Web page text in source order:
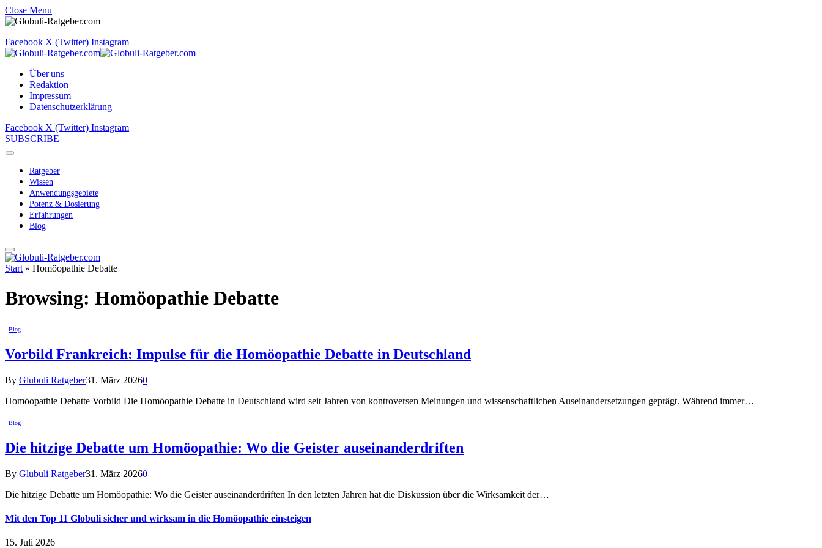
Close Menu
Facebook X (Twitter) Instagram
Über uns
Redaktion
Impressum
Datenschutzerklärung
Facebook X (Twitter) Instagram
SUBSCRIBE
Ratgeber
Wissen
Anwendungsgebiete
Potenz & Dosierung
Erfahrungen
Blog
Start » Homöopathie Debatte
Browsing: Homöopathie Debatte
Blog
Vorbild Frankreich: Impulse für die Homöopathie Debatte in Deutschland
By Glubuli Ratgeber31. März 20260
Homöopathie Debatte Vorbild Die Homöopathie Debatte in Deutschland wird seit Jahren von kontroversen Meinungen und wissenschaftlichen Auseinandersetzungen geprägt. Während immer…
Blog
Die hitzige Debatte um Homöopathie: Wo die Geister auseinanderdriften
By Glubuli Ratgeber31. März 20260
Die hitzige Debatte um Homöopathie: Wo die Geister auseinanderdriften In den letzten Jahren hat die Diskussion über die Wirksamkeit der…
Mit den Top 11 Globuli sicher und wirksam in die Homöopathie einsteigen
15. Juli 2026